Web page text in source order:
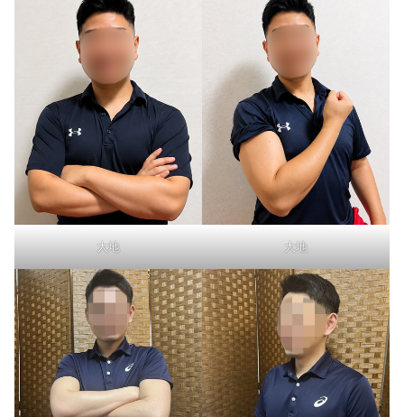
大地 大地